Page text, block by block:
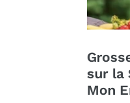
sur la
Mon